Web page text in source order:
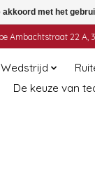
Ambachtstraat 22 A,
Wedstrijd
De keuze van
akkoord met het